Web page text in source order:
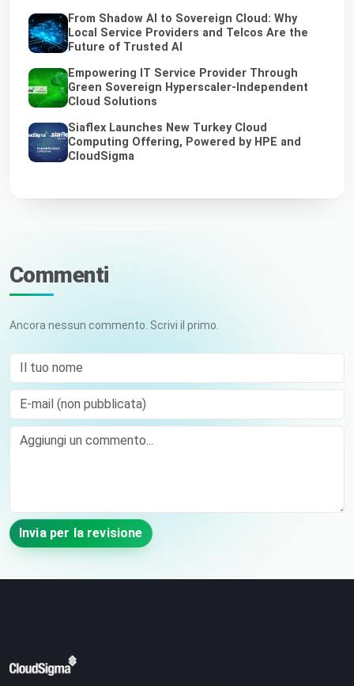
From Shadow AI to Sovereign Cloud: Why
Local Service Providers and Telcos Are the
Future of Trusted AI
Empowering IT Service Provider Through
Green Sovereign Hyperscaler-Independent
Cloud Solutions
Siaflex Launches New Turkey Cloud
Computing Offering, Powered by HPE and
CloudSigma
Commenti
Ancora nessun commento. Scrivi il primo.
Il tuo nome
E-mail (non pubblicata)
Comment
Invia per la revisione